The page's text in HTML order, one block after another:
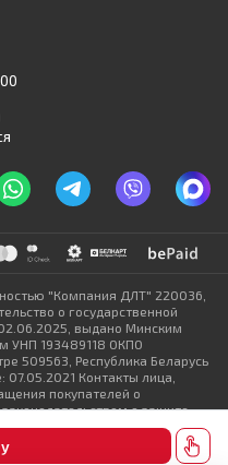
"Компания ДЛТ" 220036,
о государственной
выдано Минским
УНП 193489118 ОКПО
509563, Республика Беларусь
07.05.2021 Контакты лица,
покупателей о
о защите
mail: info @ dlt.by Контакты
органов по месту
ДЛТ», уполномоченных